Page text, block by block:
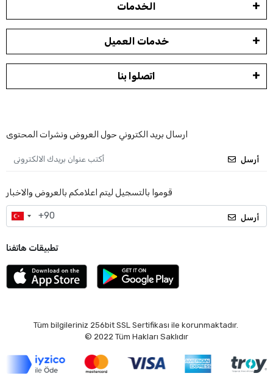
الخدمات
خدمات العميل
اتصلوا بنا
ارسال بريد الكتروني حول العروض ونشرات المحتوى
أرسل
قوموا بالتسجيل ليتم اعلامكم بالعروض والاخبار
أرسل
تطبيقات هاتفنا
Tüm bilgileriniz 256bit SSL Sertifikası ile korunmaktadır.
© 2022 Tüm Hakları Saklıdır